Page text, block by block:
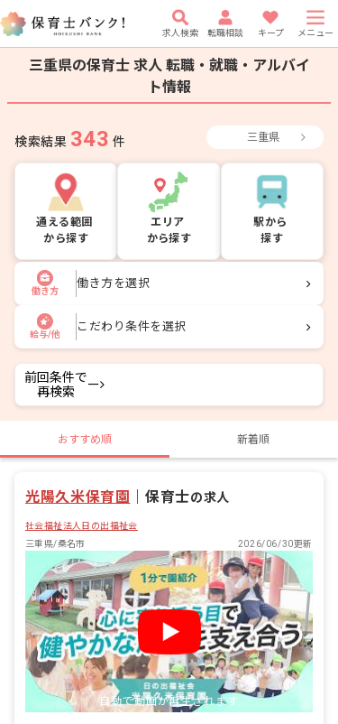
求人検索 転職相談 キープ メニュー
三重県の保育士 求人 転職・就職・アルバイ
ト情報
検索結果 343 件 三重県
通える範囲
から探す
エリア
から探す
駅から
探す
働き方
働き方を選択
給与/他
こだわり条件を選択
前回条件で
再検索
ー
おすすめ順 新着順
光陽久米保育園 ｜保育士の求人
社会福祉法人日の出福祉会
三重県/桑名市
2026/06/30更新
自動で動画が再生されます